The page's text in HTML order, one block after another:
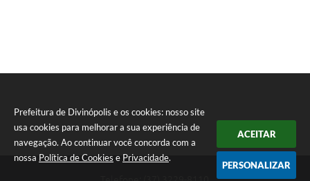
Prefeitura de Divinópolis e os cookies: nosso site
usa cookies para melhorar a sua experiência de
navegação. Ao continuar você concorda com a
nossa Política de Cookies e Privacidade.
ACEITAR
PERSONALIZAR